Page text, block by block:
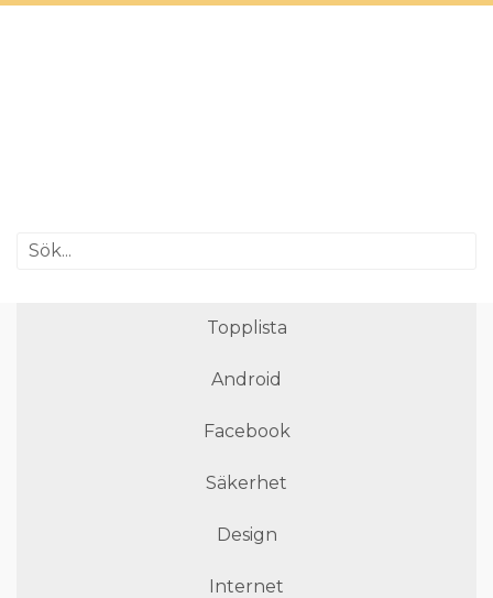
Topplista
Android
Facebook
Säkerhet
Design
Internet